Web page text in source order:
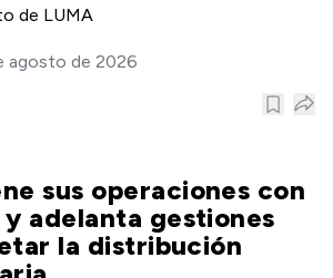
de LUMA
agosto de 2026
sus operaciones con
adelanta gestiones
la distribución